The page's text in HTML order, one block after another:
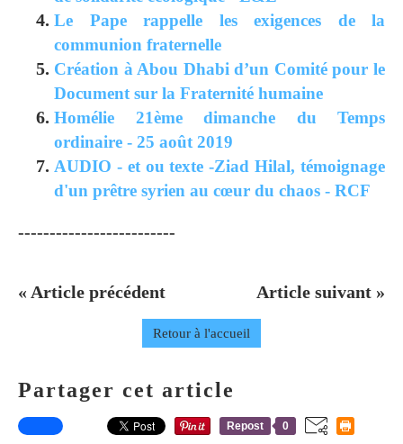
Le Pape rappelle les exigences de la
communion fraternelle
Création à Abou Dhabi d’un Comité pour le
Document sur la Fraternité humaine
Homélie 21ème dimanche du Temps
ordinaire - 25 août 2019
AUDIO - et ou texte -Ziad Hilal, témoignage
d'un prêtre syrien au cœur du chaos - RCF
-------------------------
« Article précédent Article suivant »
Retour à l'accueil
Partager cet article
Repost 0